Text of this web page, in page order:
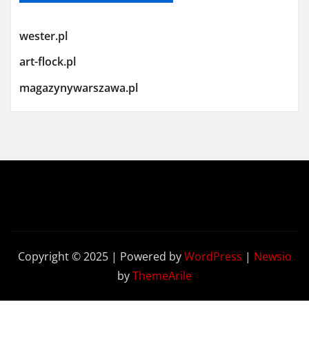
wester.pl
art-flock.pl
magazynywarszawa.pl
Copyright © 2025 | Powered byWordPress | Newsio
byThemeArile